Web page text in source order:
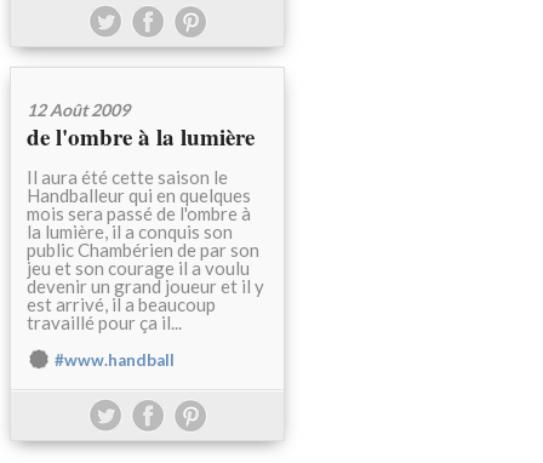
12 Août 2009
de l'ombre à la lumière
Il aura été cette saison le
Handballeur qui en quelques
mois sera passé de l'ombre à
la lumière, il a conquis son
public Chambérien de par son
jeu et son courage il a voulu
devenir un grand joueur et il y
est arrivé, il a beaucoup
travaillé pour ça il...
#www.handball